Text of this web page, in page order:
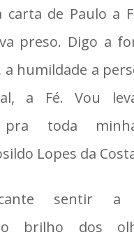
carta de Paulo a
preso. Digo a
a humildade a
a Fé. Vou
pra toda
Lopes da
sentir a
brilho dos